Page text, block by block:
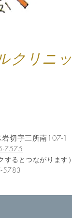
クリニッ
切字三所南107-1
7575
するとつながります）